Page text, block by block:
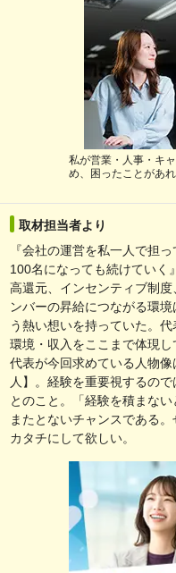
私が営業・人事・キ
め、困ったことがあ
取材担当者より
『会社の運営を私一人で担
100名になっても続けていく
高還元、インセンティブ制
ンバーの昇給につながる環
う熱い想いを持っていた。
環境・収入をここまで体現し
代表が今回求めている人物
人】。経験を重要視するの
とのこと。「経験を積まな
またとないチャンスである
カタチにして欲しい。